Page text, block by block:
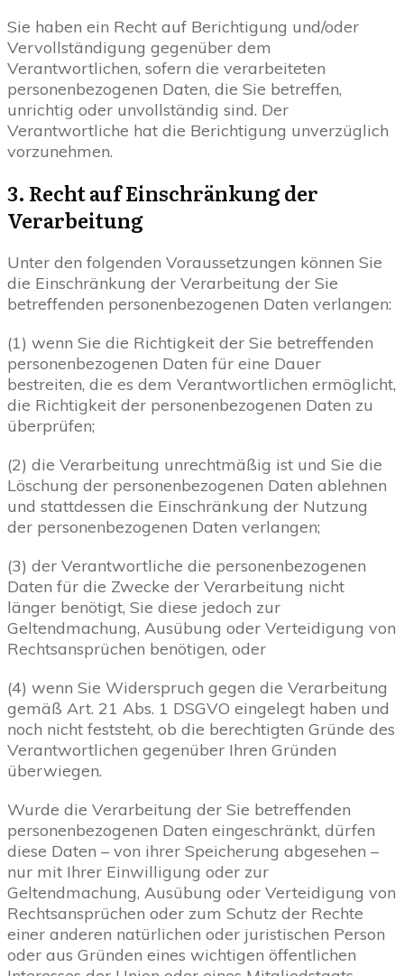
Sie haben ein Recht auf Berichtigung und/oder
Vervollständigung gegenüber dem
Verantwortlichen, sofern die verarbeiteten
personenbezogenen Daten, die Sie betreffen,
unrichtig oder unvollständig sind. Der
Verantwortliche hat die Berichtigung unverzüglich
vorzunehmen.
3. Recht auf Einschränkung der
Verarbeitung
Unter den folgenden Voraussetzungen können Sie
die Einschränkung der Verarbeitung der Sie
betreffenden personenbezogenen Daten verlangen:
(1) wenn Sie die Richtigkeit der Sie betreffenden
personenbezogenen Daten für eine Dauer
bestreiten, die es dem Verantwortlichen ermöglicht,
die Richtigkeit der personenbezogenen Daten zu
überprüfen;
(2) die Verarbeitung unrechtmäßig ist und Sie die
Löschung der personenbezogenen Daten ablehnen
und stattdessen die Einschränkung der Nutzung
der personenbezogenen Daten verlangen;
(3) der Verantwortliche die personenbezogenen
Daten für die Zwecke der Verarbeitung nicht
länger benötigt, Sie diese jedoch zur
Geltendmachung, Ausübung oder Verteidigung von
Rechtsansprüchen benötigen, oder
(4) wenn Sie Widerspruch gegen die Verarbeitung
gemäß Art. 21 Abs. 1 DSGVO eingelegt haben und
noch nicht feststeht, ob die berechtigten Gründe des
Verantwortlichen gegenüber Ihren Gründen
überwiegen.
Wurde die Verarbeitung der Sie betreffenden
personenbezogenen Daten eingeschränkt, dürfen
diese Daten – von ihrer Speicherung abgesehen –
nur mit Ihrer Einwilligung oder zur
Geltendmachung, Ausübung oder Verteidigung von
Rechtsansprüchen oder zum Schutz der Rechte
einer anderen natürlichen oder juristischen Person
oder aus Gründen eines wichtigen öffentlichen